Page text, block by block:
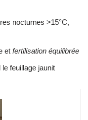
nocturnes >15°C,
et fertilisation équilibrée
feuillage jaunit